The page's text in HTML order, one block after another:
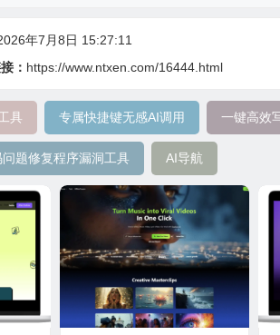
年7月8日 15:27:11
： https://www.ntxen.com/16444.html
具 专属快捷键无感AI调用 一键高效
题修复程序漏洞工具 AI导航